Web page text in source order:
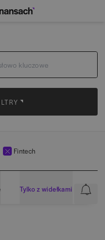
Fintech
Tylko z widełkami